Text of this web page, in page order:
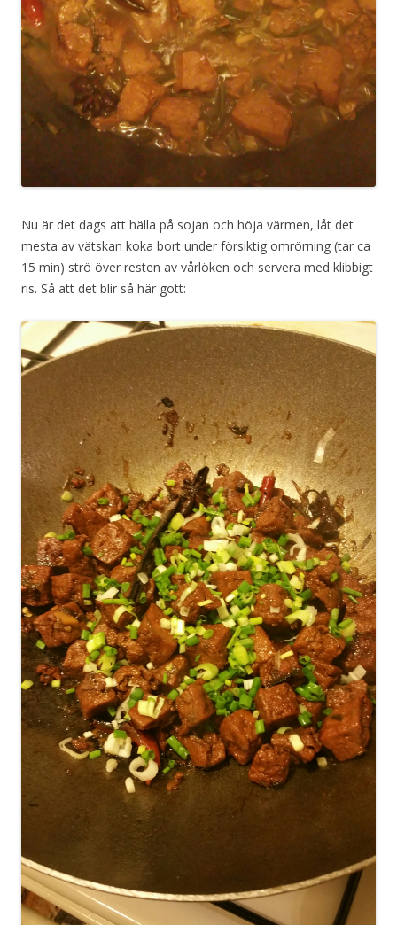
Nu är det dags att hälla på sojan och höja värmen, låt det
mesta av vätskan koka bort under försiktig omrörning (tar ca
15 min) strö över resten av vårlöken och servera med klibbigt
ris. Så att det blir så här gott: